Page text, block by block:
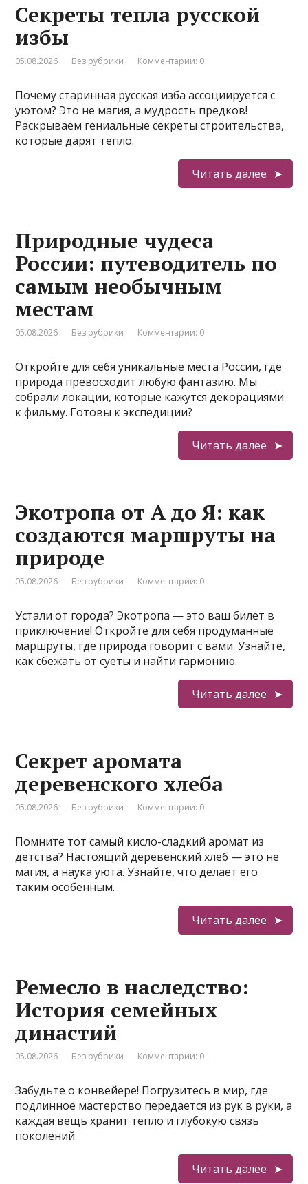
Секреты тепла русской
избы
05.08.2026 Без рубрики Комментарии: 0
Почему старинная русская изба ассоциируется с
уютом? Это не магия, а мудрость предков!
Раскрываем гениальные секреты строительства,
которые дарят тепло.
Читать далее
Природные чудеса
России: путеводитель по
самым необычным
местам
05.08.2026 Без рубрики Комментарии: 0
Откройте для себя уникальные места России, где
природа превосходит любую фантазию. Мы
собрали локации, которые кажутся декорациями
к фильму. Готовы к экспедиции?
Читать далее
Экотропа от А до Я: как
создаются маршруты на
природе
05.08.2026 Без рубрики Комментарии: 0
Устали от города? Экотропа — это ваш билет в
приключение! Откройте для себя продуманные
маршруты, где природа говорит с вами. Узнайте,
как сбежать от суеты и найти гармонию.
Читать далее
Секрет аромата
деревенского хлеба
05.08.2026 Без рубрики Комментарии: 0
Помните тот самый кисло-сладкий аромат из
детства? Настоящий деревенский хлеб — это не
магия, а наука уюта. Узнайте, что делает его
таким особенным.
Читать далее
Ремесло в наследство:
История семейных
династий
05.08.2026 Без рубрики Комментарии: 0
Забудьте о конвейере! Погрузитесь в мир, где
подлинное мастерство передается из рук в руки, а
каждая вещь хранит тепло и глубокую связь
поколений.
Читать далее